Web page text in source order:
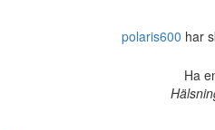
polaris600 har
Ha